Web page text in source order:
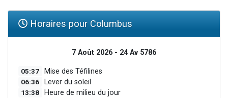
Horaires pour Columbus
7 Août 2026 - 24 Av 5786
05:37 Mise des Téfilines
06:36 Lever du soleil
13:38 Heure de milieu du jour